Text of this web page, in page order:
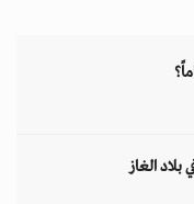
الغاز